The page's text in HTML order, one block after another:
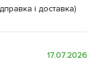
і доставка)
17.07.2026